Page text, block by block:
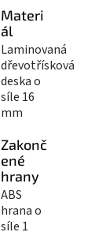
Materi
ál
Laminovaná
dřevotřísková
deska o
síle 16
mm
Zakonč
ené
hrany
ABS
hrana o
síle 1